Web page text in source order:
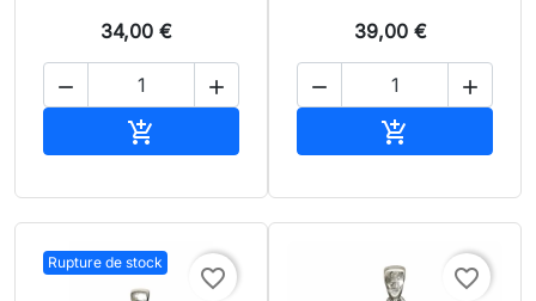
34,00 €
 

39,00 €
 

Rupture de stock
favorite_border favorite_border